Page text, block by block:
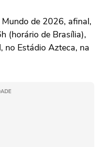
de 2026, afinal,
(horário de Brasília),
no Estádio Azteca, na